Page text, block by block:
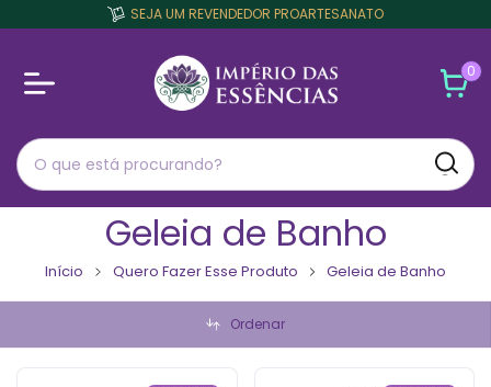
SEJA UM REVENDEDOR PROARTESANATO
0
Geleia de Banho
Início Quero Fazer Esse Produto Geleia de Banho
Ordenar